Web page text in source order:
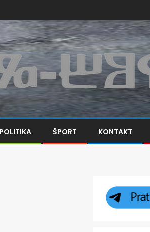
ŠPORT KONTAKT